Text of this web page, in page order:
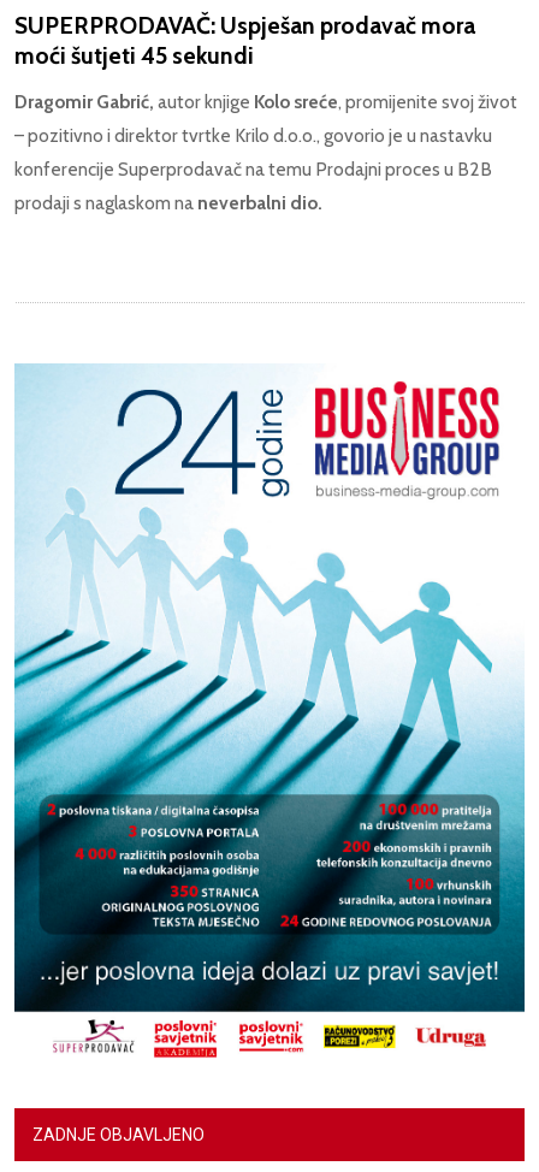
SUPERPRODAVAČ: Uspješan prodavač mora
moći šutjeti 45 sekundi
Dragomir Gabrić, autor knjige Kolo sreće, promijenite svoj život
– pozitivno i direktor tvrtke Krilo d.o.o., govorio je u nastavku
konferencije Superprodavač na temu Prodajni proces u B2B
prodaji s naglaskom na neverbalni dio.
ZADNJE OBJAVLJENO